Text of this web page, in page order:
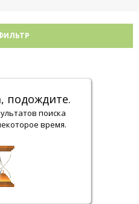
подождите.
поиска
время.